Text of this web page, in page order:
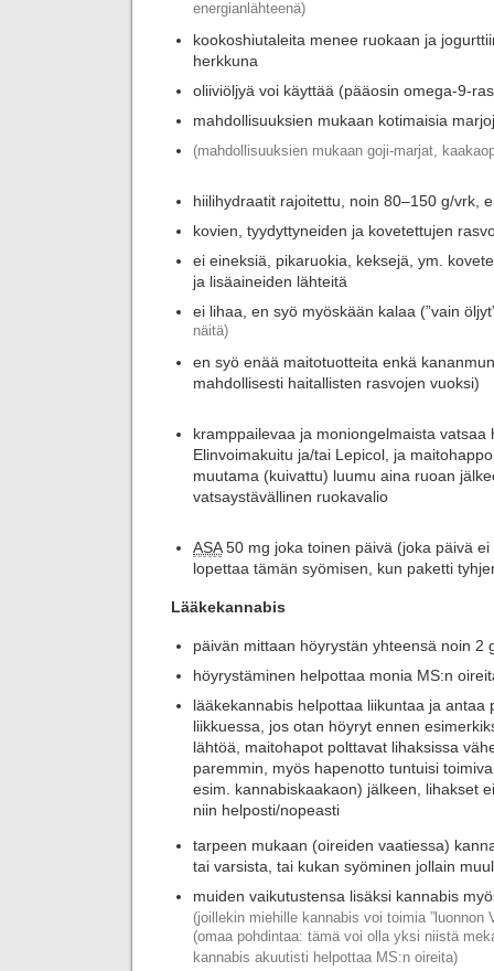
energianlähteenä)
kookoshiutaleita menee ruokaan ja
herkkuna
oliiviöljyä voi käyttää (pääosin omega-9-
mahdollisuuksien mukaan kotimaisia
(mahdollisuuksien mukaan goji-marjat,
hiilihydraatit rajoitettu, noin 80–150 g/vrk,
kovien, tyydyttyneiden ja kovetettujen
ei eineksiä, pikaruokia, keksejä, ym.
ja lisäaineiden lähteitä
ei lihaa, en syö myöskään kalaa (”vain
näitä)
en syö enää maitotuotteita enkä
mahdollisesti haitallisten rasvojen vuoksi)
kramppailevaa ja moniongelmaista vatsaa
Elinvoimakuitu ja/tai Lepicol, ja
muutama (kuivattu) luumu aina ruoan
vatsaystävällinen ruokavalio
ASA50 mg joka toinen päivä (joka päivä
lopettaa tämän syömisen, kun paketti
Lääkekannabis
päivän mittaan höyrystän yhteensä noin 2
höyrystäminen helpottaa monia MS:n
lääkekannabis helpottaa liikuntaa ja antaa
liikkuessa, jos otan höyryt ennen
lähtöä, maitohapot polttavat lihaksissa
paremmin, myös hapenotto tuntuisi
esim. kannabiskaakaon) jälkeen, lihakset
niin helposti/nopeasti
tarpeen mukaan (oireiden vaatiessa)
tai varsista, tai kukan syöminen jollain
muiden vaikutustensa lisäksi kannabis
(joillekin miehille kannabis voi toimia ”luonnon
(omaa pohdintaa: tämä voi olla yksi niistä
kannabis akuutisti helpottaa MS:n oireita)